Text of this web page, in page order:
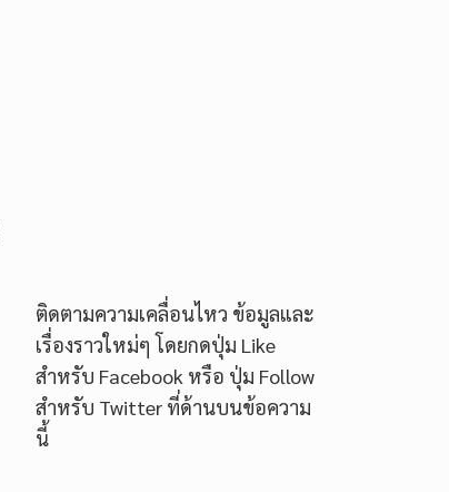
ติดตามความเคลื่อนไหว ข้อมูลและ
เรื่องราวใหม่ๆ โดยกดปุ่ม Like
สำหรับ Facebook หรือ ปุ่ม Follow
สำหรับ Twitter ที่ด้านบนข้อความ
นี้